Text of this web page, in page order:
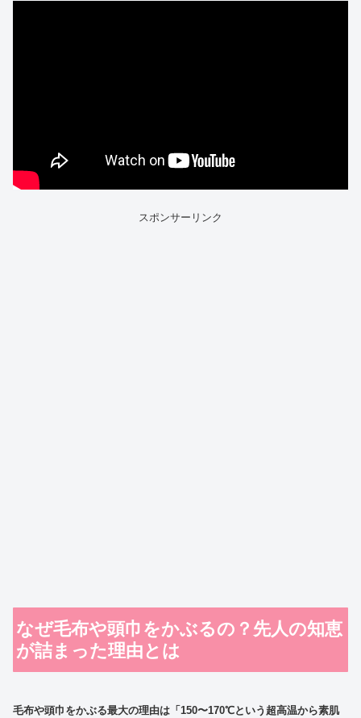
スポンサーリンク
なぜ毛布や頭巾をかぶるの？先人の知恵
が詰まった理由とは
毛布や頭巾をかぶる最大の理由は「150〜170℃という超高温から素肌